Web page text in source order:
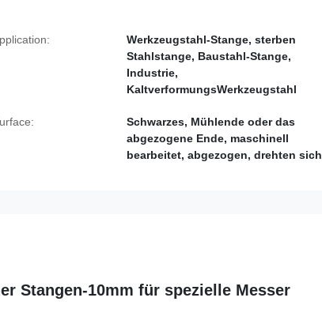
Werkzeugstahl-Stange, sterben
Stahlstange, Baustahl-Stange,
Industrie,
KaltverformungsWerkzeugstahl
Schwarzes, Mühlende oder das
abgezogene Ende, maschinell
bearbeitet, abgezogen, drehten sich
Stangen-10mm für spezielle Messer